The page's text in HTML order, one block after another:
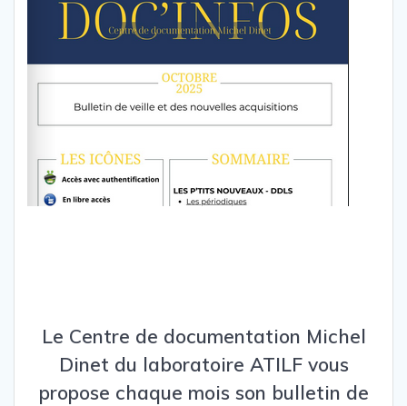
Le Centre de documentation Michel
Dinet du laboratoire ATILFvous
propose chaque mois son bulletin de